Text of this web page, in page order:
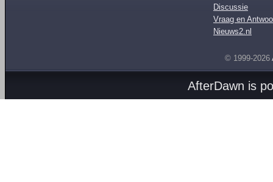
Discussie
Vraag en
Nieuws2.nl
© 1999-2026
AfterDawn is